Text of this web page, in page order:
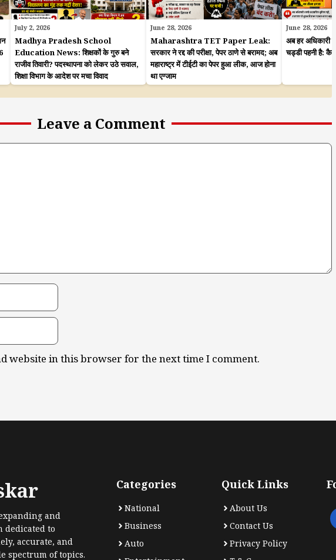
July 2, 2026
Madhya Pradesh School
Education News: शिक्षकों के गुरु बने
राजीव तिवारी? पदस्थापना को लेकर उठे सवाल,
शिक्षा विभाग के आदेश पर मचा विवाद
June 28, 2026
Maharashtra TET Paper Leak:
सरकार ने रद्द की परीक्षा, पेपर ठाणे से बरामद; अब
महाराष्ट्र में टीईटी का पेपर हुआ लीक, आज होना
था एग्जाम
June 28, 2026
अब हर अधिकारी
चड्डी पहनी है:
Leave a Comment
website in this browser for the next time I comment.
and
dedicated to
accurate, and
spectrum of topics.
Categories
National
Business
Auto
Quick Links
About Us
Contact Us
Privacy Policy